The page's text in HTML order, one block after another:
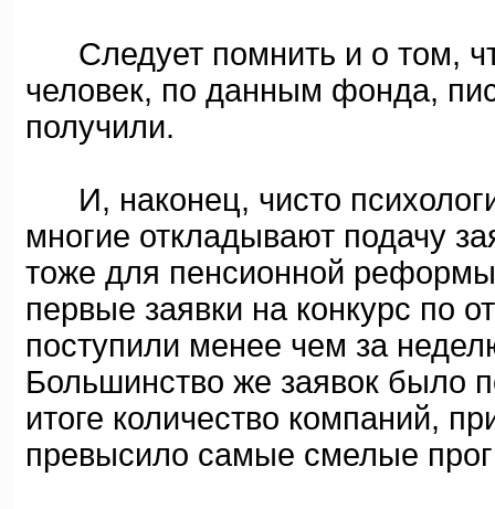
Следует помнить и о том,
человек, по данным фонда,
получили.
И, наконец, чисто
многие откладывают подачу
тоже для пенсионной
первые заявки на конкурс по
поступили менее чем за
Большинство же заявок было
итоге количество компаний,
превысило самые смелые